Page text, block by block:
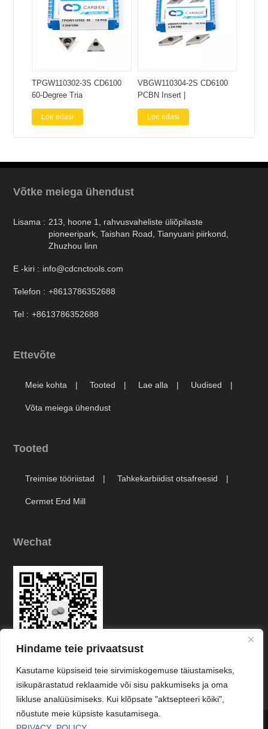
TPGW110302-3S CD6100
60-Degree Tria
Loe edasi
VBGW110304-2S CD6100
PCBN Insert |
Loe edasi
Võtke meiega ühendust
Lisama : 213, hoone 1, rahvusvaheliste üliõpilaste
pioneeripark, Taishan Road, Tianyuani piirkond,
Zhuzhou linn
E -kiri : info@cdcnctools.com
Telefon : +8613786352688
Tel : +8613786352688
Ettevõte
Meie kohta Tooted Lae alla Uudised
Võta meiega ühendust
Tooted
Treimise tööriistad Tahkekarbiidist otsafreesid
Cermet End Mill
Wechat
Link
Hindame teie privaatsust
Kasutame küpsiseid teie sirvimiskogemuse täiustamiseks,
isikupärastatud reklaamide või sisu pakkumiseks ja oma
liikluse analüüsimiseks. Kui klõpsate "aktsepteeri kõiki",
nõustute meie küpsiste kasutamisega.